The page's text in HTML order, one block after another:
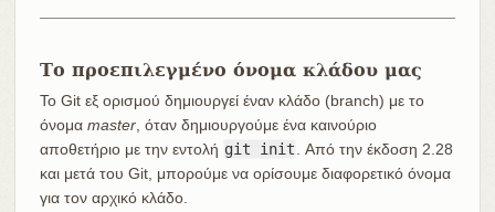
Το προεπιλεγμένο όνομα κλάδου μας
Το Git εξ ορισμού δημιουργεί έναν κλάδο (branch) με το
όνομα master, όταν δημιουργούμε ένα καινούριο
αποθετήριο με την εντολή git init
. Από την έκδοση 2.28
και μετά του Git, μπορούμε να ορίσουμε διαφορετικό όνομα
για τον αρχικό κλάδο.